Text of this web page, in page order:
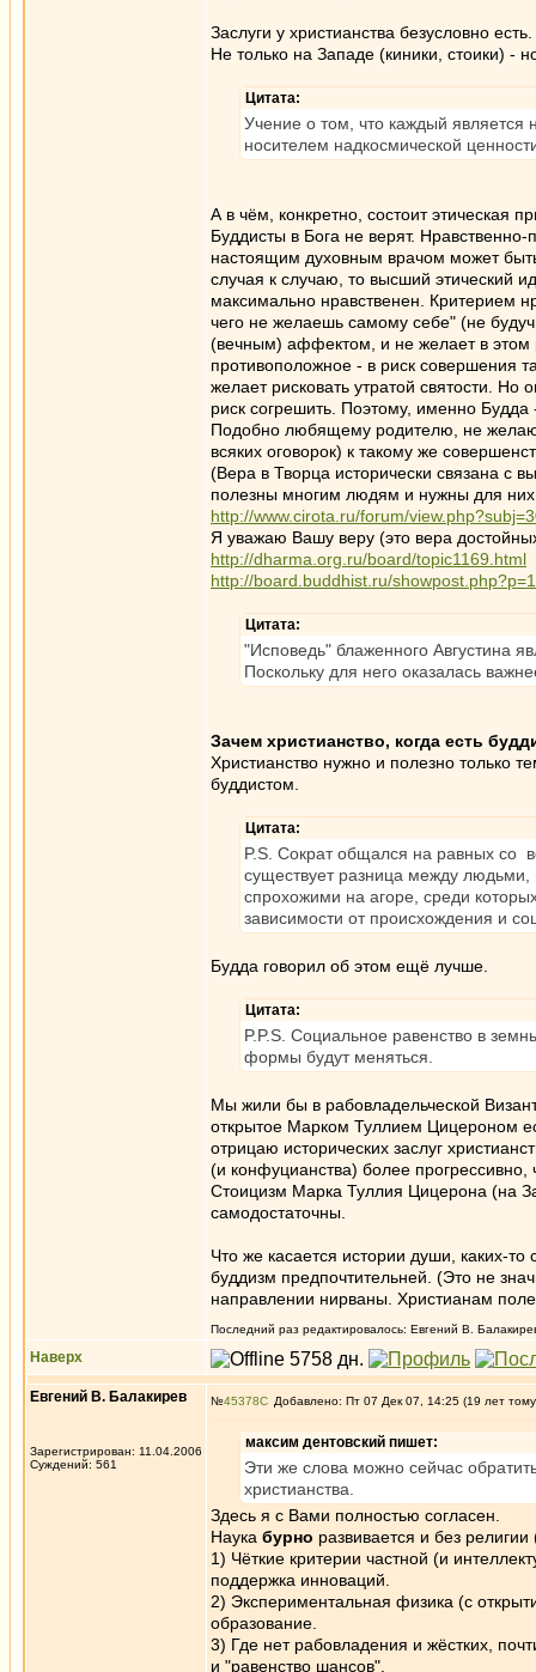
Заслуги у христианства безусловно
Не только на Западе (киники, стоики) -
Цитата:
Учение о том, что каждый является
носителем надкосмической
А в чём, конкретно, состоит этическая
Буддисты в Бога не верят.
настоящим духовным врачом может
случая к случаю, то высший этический
максимально нравственен. Критерием
чего не желаешь самому себе" (не
(вечным) аффектом, и не желает в этом
противоположное - в риск совершения
желает рисковать утратой святости.
риск согрешить. Поэтому, именно
Подобно любящему родителю, не
всяких оговорок) к такому же
(Вера в Творца исторически связана с
полезны многим людям и нужны для
http://www.cirota.ru/forum/
Я уважаю Вашу веру (это вера
http://dharma.org.ru/board/topic1169.html
http://board.buddhist.ru/
Цитата:
"Исповедь" блаженного Августина
Поскольку для него оказалась
Зачем христианство, когда есть
Христианство нужно и полезно только
буддистом.
Цитата:
P.S. Сократ общался на равных со
существует разница между
спрохожими на агоре, среди
зависимости от происхождения и
Будда говорил об этом ещё лучше.
Цитата:
P.P.S. Социальное равенство в
формы будут меняться.
Мы жили бы в рабовладельческой
открытое Марком Туллием Цицероном
отрицаю исторических заслуг
(и конфуцианства) более
Стоицизм Марка Туллия Цицерона (на
самодостаточны.
Что же касается истории души, каких-
буддизм предпочтительней. (Это не
направлении нирваны. Христианам
Последний раз редактировалось: Евгений В.
Наверх
Евгений В. Балакирев
Зарегистрирован: 11.04.2006
Суждений: 561
№45378 Добавлено: Пт 07 Дек 07, 14:25 (19 лет
максим дентовский пишет:
Эти же слова можно сейчас
христианства.
Здесь я с Вами полностью согласен.
Наука бурно развивается и без
1) Чёткие критерии частной (и
поддержка инноваций.
2) Экспериментальная физика (с
образование.
3) Где нет рабовладения и жёстких,
и "равенство шансов".